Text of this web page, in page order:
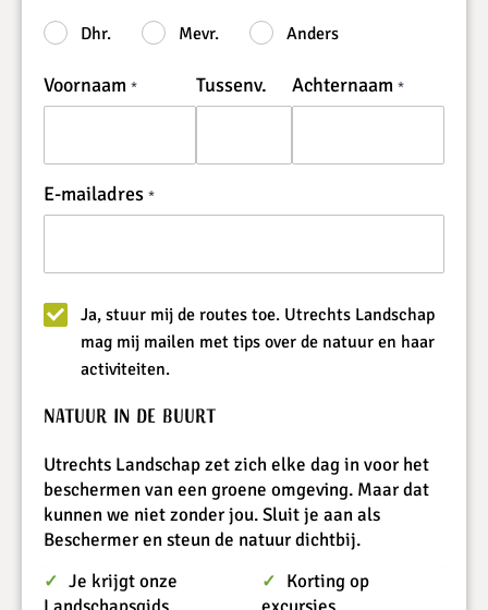
Dhr. Mevr. Anders
Voornaam Tussenv. Achternaam
E-mailadres
Ja, stuur mij de routes toe. Utrechts Landschap
mag mij mailen met tips over de natuur en haar
activiteiten.
Natuur in de buurt
Utrechts Landschap zet zich elke dag in voor het
beschermen van een groene omgeving. Maar dat
kunnen we niet zonder jou. Sluit je aan als
Beschermer en steun de natuur dichtbij.
✓ Je krijgt onze
✓ Korting op